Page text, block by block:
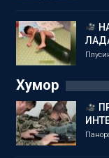
Хумор